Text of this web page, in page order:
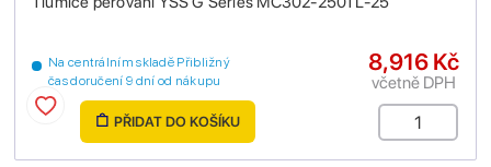
Na centrálním skladě Přibližný
čas doručení 9 dní od nákupu
8,916 Kč
včetně DPH
PŘIDAT DO KOŠÍKU